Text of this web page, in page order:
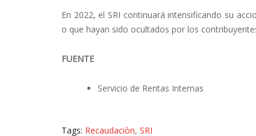
En 2022, el SRI continuará intensificando su
o que hayan sido ocultados por los
FUENTE
Servicio de Rentas Internas
Tags: Recaudaciòn, SRI